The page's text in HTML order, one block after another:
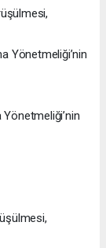
Yönetmeliği’nin